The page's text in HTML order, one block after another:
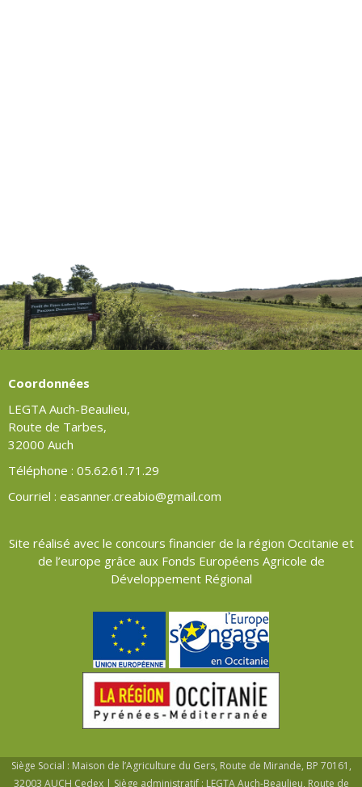
Coordonnées
LEGTA Auch-Beaulieu,
Route de Tarbes,
32000 Auch
Téléphone : 05.62.61.71.29
Courriel : easanner.creabio@gmail.com
Site réalisé avec le concours financier de la région Occitanie et
de l’europe grâce aux Fonds Européens Agricole de
Développement Régional
Siège Social : Maison de l’Agriculture du Gers, Route de Mirande, BP 70161,
32003 AUCH Cedex | Siège administratif : LEGTA Auch-Beaulieu, Route de